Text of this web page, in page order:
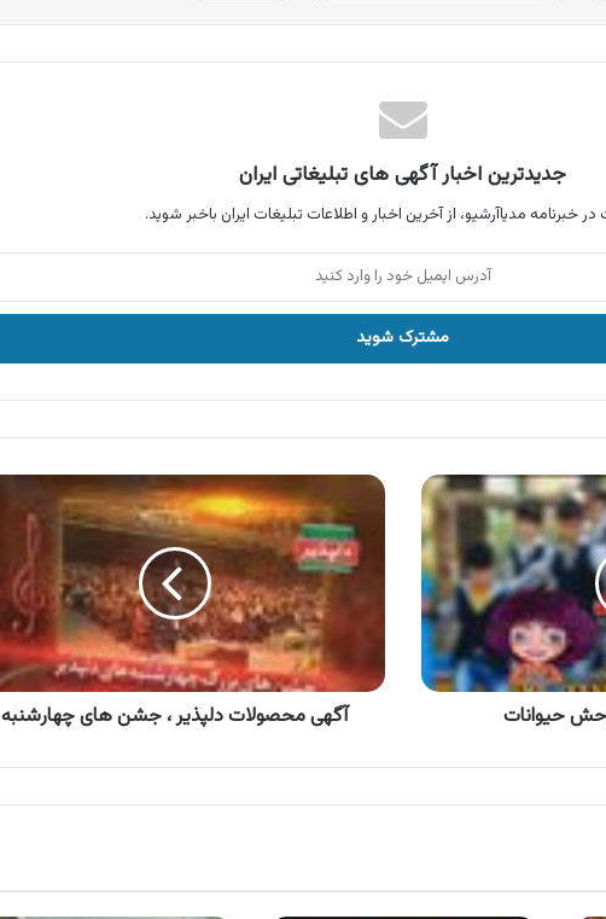
جدیدترین اخبار آگهی های تبلیغاتی ایران
خبرنامه مدیاآرشیو، از آخرین اخبار و اطلاعات تبلیغات ایران باخبر شوید.
حیوانات
آگهی
محصولات
دلپذیر
جشن
آگهی محصولات دلپذیر ، جشن های چهارشنبه